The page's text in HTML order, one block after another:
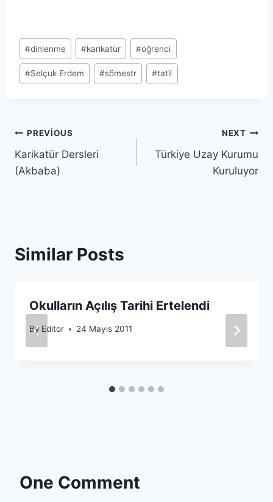
Post
Tags:
#dinlenme #karikatür #öğrenci
#Selçuk Erdem #sömestr #tatil
Yazı
gezinmesi
PREVIOUS
Karikatür Dersleri
(Akbaba)
NEXT
Türkiye Uzay Kurumu
Kuruluyor
Similar Posts
Okulların Açılış Tarihi Ertelendi
By Editor 24 Mayıs 2011
One Comment